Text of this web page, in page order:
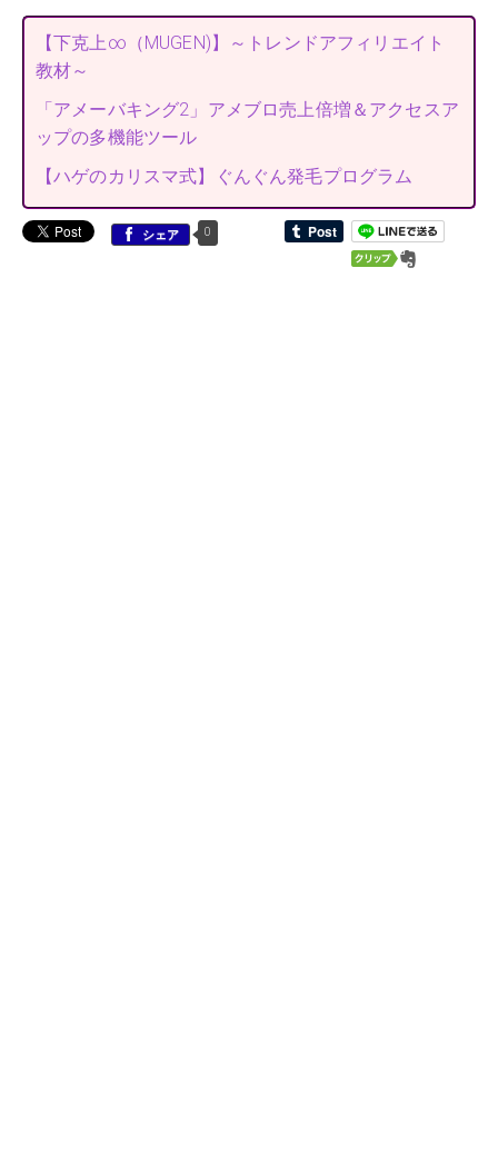
【下克上∞（MUGEN)】～トレンドアフィリエイト
教材～
「アメーバキング2」アメブロ売上倍増＆アクセスア
ップの多機能ツール
【ハゲのカリスマ式】ぐんぐん発毛プログラム
シェア 0